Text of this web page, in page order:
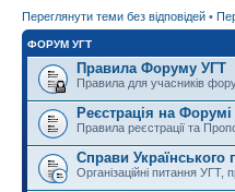
Переглянути теми без відповідей •
ФОРУМ УГТ
Правила Форуму УГТ
Правила для учасників
Реєстрація на Форумі
Правила реєстрації та
Справи Українського
Організаційні питання УГТ,